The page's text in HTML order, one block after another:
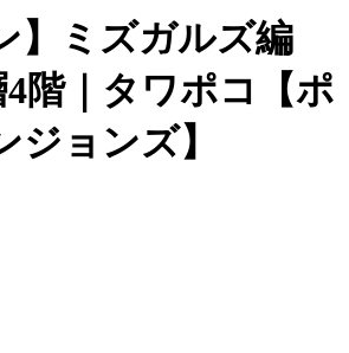
】ミズガルズ編
階｜タワポコ【ポ
ジョンズ】